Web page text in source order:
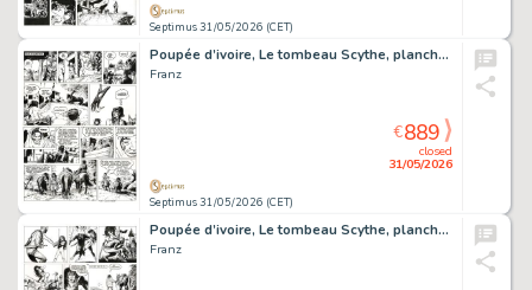
Septimus 31/05/2026 (CET)
Poupée d’ivoire, Le tombeau Scythe, planche originale à l’encre de chine.
Franz
Septimus 31/05/2026 (CET)
closed
31/05/2026
€889
Poupée d’ivoire, Le tombeau Scythe, planche originale à l’encre de chine.
Franz